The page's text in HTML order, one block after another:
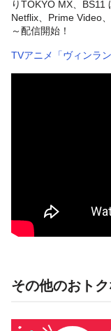
りTOKYO MX、BS11
Netflix、Prime Video
～配信開始！
TVアニメ「ヴィンラ
その他のおト